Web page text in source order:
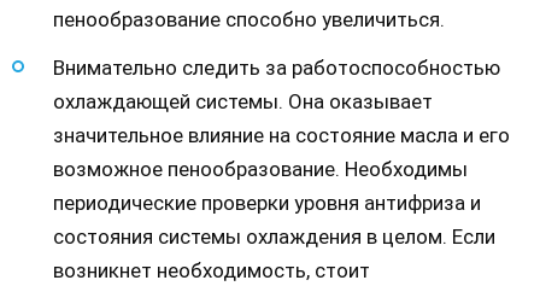
пенообразование способно увеличиться.
Внимательно следить за работоспособностью
охлаждающей системы. Она оказывает
значительное влияние на состояние масла и его
возможное пенообразование. Необходимы
периодические проверки уровня антифриза и
состояния системы охлаждения в целом. Если
возникнет необходимость, стоит